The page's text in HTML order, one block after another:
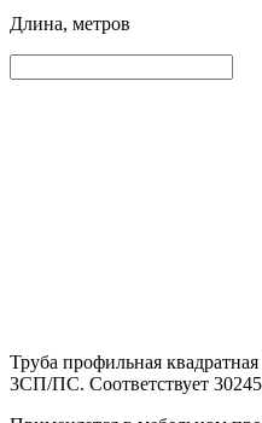
Длина, метров
Труба профильная
3СП/ПС. Соответствует